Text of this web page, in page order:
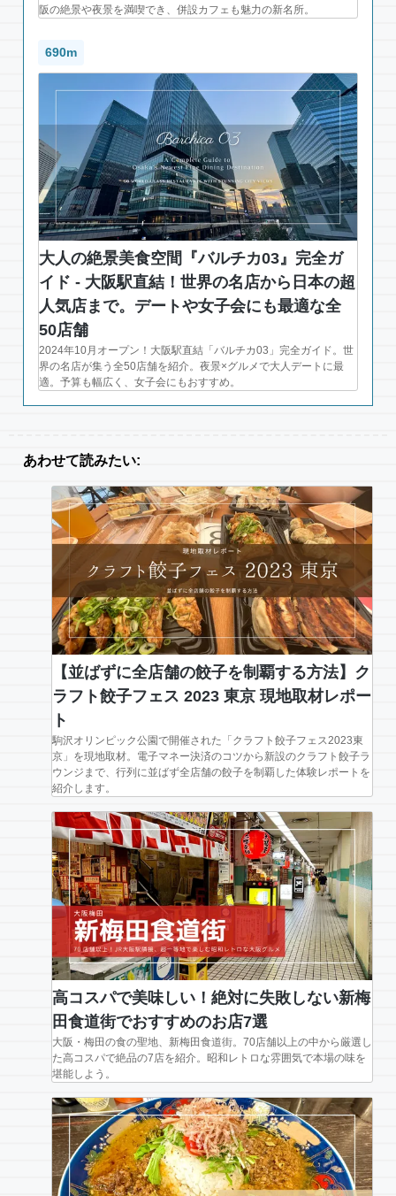
阪の絶景や夜景を満喫でき、併設カフェも魅力の新名所。
690m
大人の絶景美食空間『バルチカ03』完全ガ
イド - 大阪駅直結！世界の名店から日本の超
人気店まで。デートや女子会にも最適な全
50店舗
2024年10月オープン！大阪駅直結「バルチカ03」完全ガイド。世
界の名店が集う全50店舗を紹介。夜景×グルメで大人デートに最
適。予算も幅広く、女子会にもおすすめ。
あわせて読みたい:
【並ばずに全店舗の餃子を制覇する方法】ク
ラフト餃子フェス 2023 東京 現地取材レポー
ト
駒沢オリンピック公園で開催された「クラフト餃子フェス2023東
京」を現地取材。電子マネー決済のコツから新設のクラフト餃子ラ
ウンジまで、行列に並ばず全店舗の餃子を制覇した体験レポートを
紹介します。
高コスパで美味しい！絶対に失敗しない新梅
田食道街でおすすめのお店7選
大阪・梅田の食の聖地、新梅田食道街。70店舗以上の中から厳選し
た高コスパで絶品の7店を紹介。昭和レトロな雰囲気で本場の味を
堪能しよう。